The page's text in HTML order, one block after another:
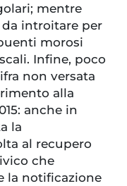
mentre
da introitare per
morosi
Infine, poco
non versata
alla
anche in
la
al recupero
che
la notificazione